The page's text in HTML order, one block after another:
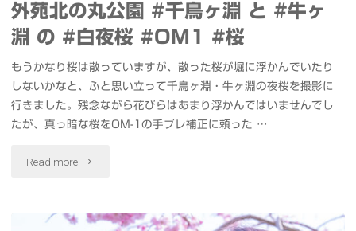
五
色
#
桜
と
山
外苑北の丸公園 #千鳥ヶ淵 と #牛ヶ
淵 の #白夜桜 #OM1 #桜
もうかなり桜は散っていますが、散った桜が堀に浮かんでいたり
しないかなと、ふと思い立って千鳥ヶ淵・牛ヶ淵の夜桜を撮影に
行きました。残念ながら花びらはあまり浮かんではいませんでし
たが、真っ暗な桜をOM-1の手ブレ補正に頼った …
Read more "OM-
で